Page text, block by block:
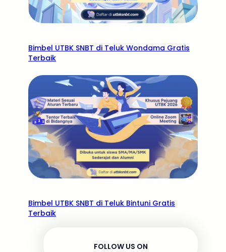
Bimbel UTBK SNBT di Teluk Wondama Gratis
Terbaik
Bimbel UTBK SNBT di Teluk Bintuni Gratis
Terbaik
FOLLOW US ON